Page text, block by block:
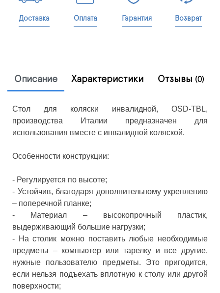
Доставка Оплата Гарантия Возврат
Описание Характеристики Отзывы (0)
Стол для коляски инвалидной, OSD-TBL,
производства Италии предназначен для
использования вместе с инвалидной коляской.
Особенности конструкции:
- Регулируется по высоте;
- Устойчив, благодаря дополнительному укреплению
– поперечной планке;
- Материал – высокопрочный пластик,
выдерживающий большие нагрузки;
- На столик можно поставить любые необходимые
предметы – компьютер или тарелку и все другие,
нужные пользователю предметы. Это пригодится,
если нельзя подъехать вплотную к столу или другой
поверхности;